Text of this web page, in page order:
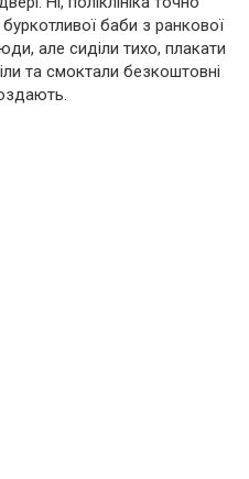
буркотливої баби з ранкової
але сиділи тихо, плакати
та смоктали безкоштовні